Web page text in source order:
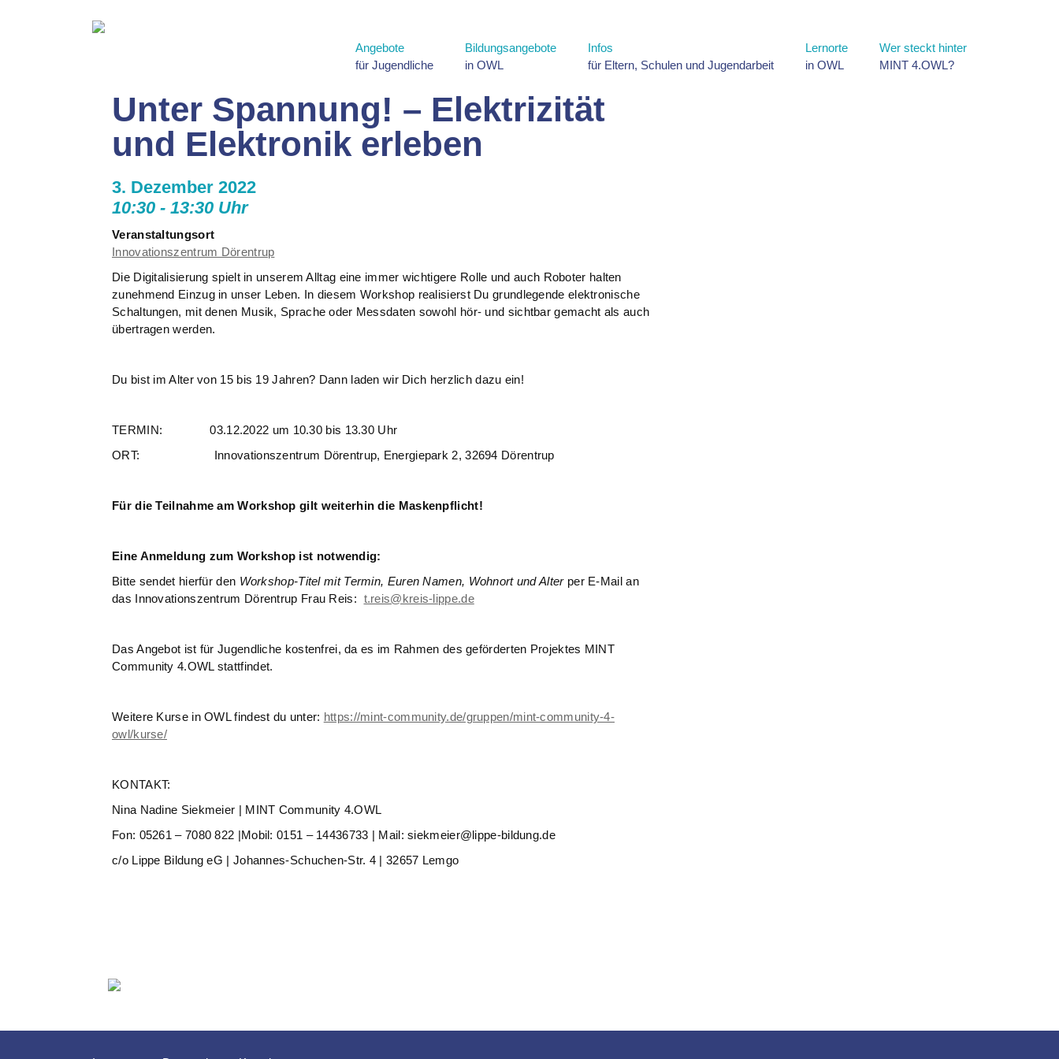
Angebote
für Jugendliche
Bildungsangebote
in OWL
Infos
für Eltern, Schulen und Jugendarbeit
Lernorte
in OWL
Wer steckt hinter
MINT 4.OWL?
Unter Spannung! – Elektrizität
und Elektronik erleben
3. Dezember 2022
10:30 - 13:30 Uhr
Veranstaltungsort
Innovationszentrum Dörentrup
Die Digitalisierung spielt in unserem Alltag eine immer wichtigere Rolle und auch Roboter halten
zunehmend Einzug in unser Leben. In diesem Workshop realisierst Du grundlegende elektronische
Schaltungen, mit denen Musik, Sprache oder Messdaten sowohl hör- und sichtbar gemacht als auch
übertragen werden.
Du bist im Alter von 15 bis 19 Jahren? Dann laden wir Dich herzlich dazu ein!
TERMIN: 03.12.2022 um 10.30 bis 13.30 Uhr
ORT: Innovationszentrum Dörentrup, Energiepark 2, 32694 Dörentrup
Für die Teilnahme am Workshop gilt weiterhin die Maskenpflicht!
Eine Anmeldung zum Workshop ist notwendig:
Bitte sendet hierfür den Workshop-Titel mit Termin, Euren Namen, Wohnort und Alterper E-Mail an
das Innovationszentrum Dörentrup Frau Reis: t.reis@kreis-lippe.de
Das Angebot ist für Jugendliche kostenfrei, da es im Rahmen des geförderten Projektes MINT
Community 4.OWL stattfindet.
Weitere Kurse in OWL findest du unter: https://mint-community.de/gruppen/mint-community-4-
owl/kurse/
KONTAKT:
Nina Nadine Siekmeier | MINT Community 4.OWL
Fon: 05261 – 7080 822 |Mobil: 0151 – 14436733 | Mail: siekmeier@lippe-bildung.de
c/o Lippe Bildung eG | Johannes-Schuchen-Str. 4 | 32657 Lemgo